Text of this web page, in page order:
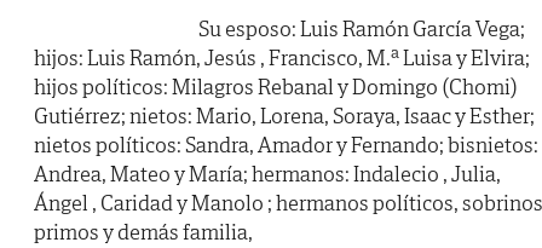
Su esposo: Luis Ramón García Vega;
hijos: Luis Ramón, Jesús , Francisco, M.ª Luisa y Elvira;
hijos políticos: Milagros Rebanal y Domingo (Chomi)
Gutiérrez; nietos: Mario, Lorena, Soraya, Isaac y Esther;
nietos políticos: Sandra, Amador y Fernando; bisnietos:
Andrea, Mateo y María; hermanos: Indalecio , Julia,
Ángel , Caridad y Manolo ; hermanos políticos,
primos y demás familia,